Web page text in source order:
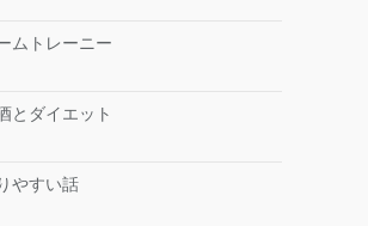
ムトレーニー
とダイエット
やすい話